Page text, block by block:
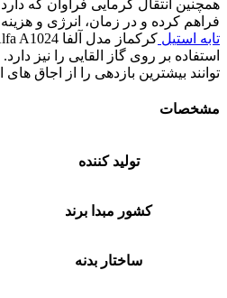
همچنین انتقال گرمایی فراوان که
فراهم کرده و در زمان، انرژی و
تابه استیل
استفاده بر روی گاز القایی را نیز
توانند بیشترین بازدهی را از اجاق های
مشخصات
تولید کننده
کشور مبدا برند
ساختار بدنه